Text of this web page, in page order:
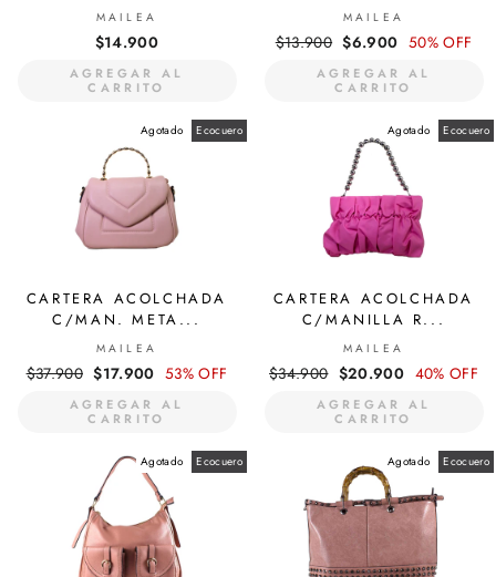
MAILEA
$14.900
AGREGAR AL
CARRITO
MAILEA
Precio
habitual
$13.900 Precio
de
oferta
$6.900 50% OFF
AGREGAR AL
CARRITO
Agotado Ecocuero
CARTERA ACOLCHADA
C/MAN. META...
MAILEA
Precio
habitual
$37.900 Precio
de
oferta
$17.900 53% OFF
AGREGAR AL
CARRITO
Agotado Ecocuero
CARTERA ACOLCHADA
C/MANILLA R...
MAILEA
Precio
habitual
$34.900 Precio
de
oferta
$20.900 40% OFF
AGREGAR AL
CARRITO
Agotado Ecocuero Agotado Ecocuero